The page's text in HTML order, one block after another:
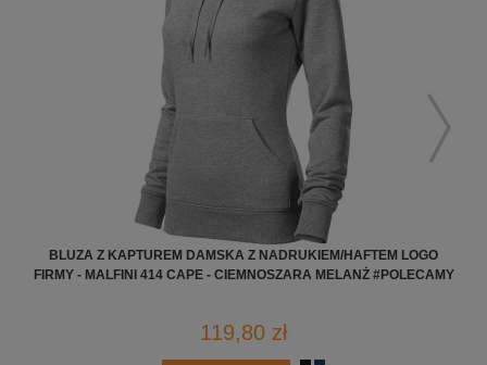
BLUZA Z KAPTUREM DAMSKA Z NADRUKIEM/HAFTEM LOGO
FIRMY - MALFINI 414 CAPE - CIEMNOSZARA MELANŻ #POLECAMY
119,80 zł